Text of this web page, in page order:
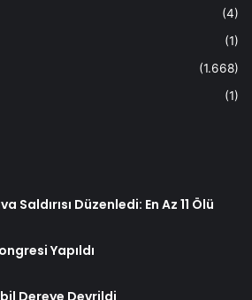
(4)
(1)
(1.668)
(1)
Saldırısı Düzenledi: En Az 11 Ölü
Yapıldı